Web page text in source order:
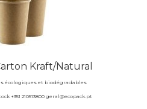
Kraft/Natural
écologiques et biodégradables
+351 210513800 geral@ecopack.pt